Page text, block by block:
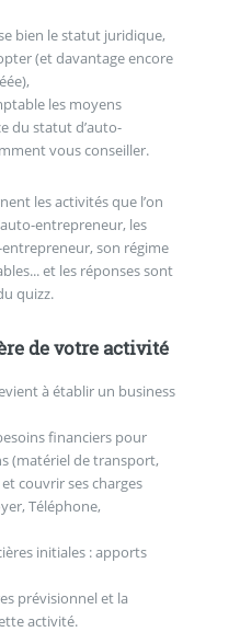
bien le statut juridique,
(et davantage encore
les moyens
du statut d’auto-
vous conseiller.
les activités que l’on
entrepreneur, les
son régime
et les réponses sont
quizz.
de votre activité
à établir un business
financiers pour
(matériel de transport,
couvrir ses charges
Téléphone,
initiales : apports
prévisionnel et la
activité.